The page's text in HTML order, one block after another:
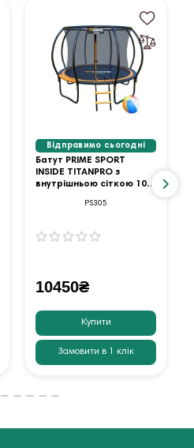
Відправимо сьогодні
Батут PRIME SPORT
INSIDE TITANPRO з
внутрішньою сіткою 10
PS305
10450₴
Купити
Замовити в 1 клік